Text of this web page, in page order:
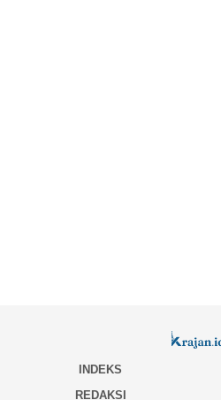
INDEKS
REDAKSI